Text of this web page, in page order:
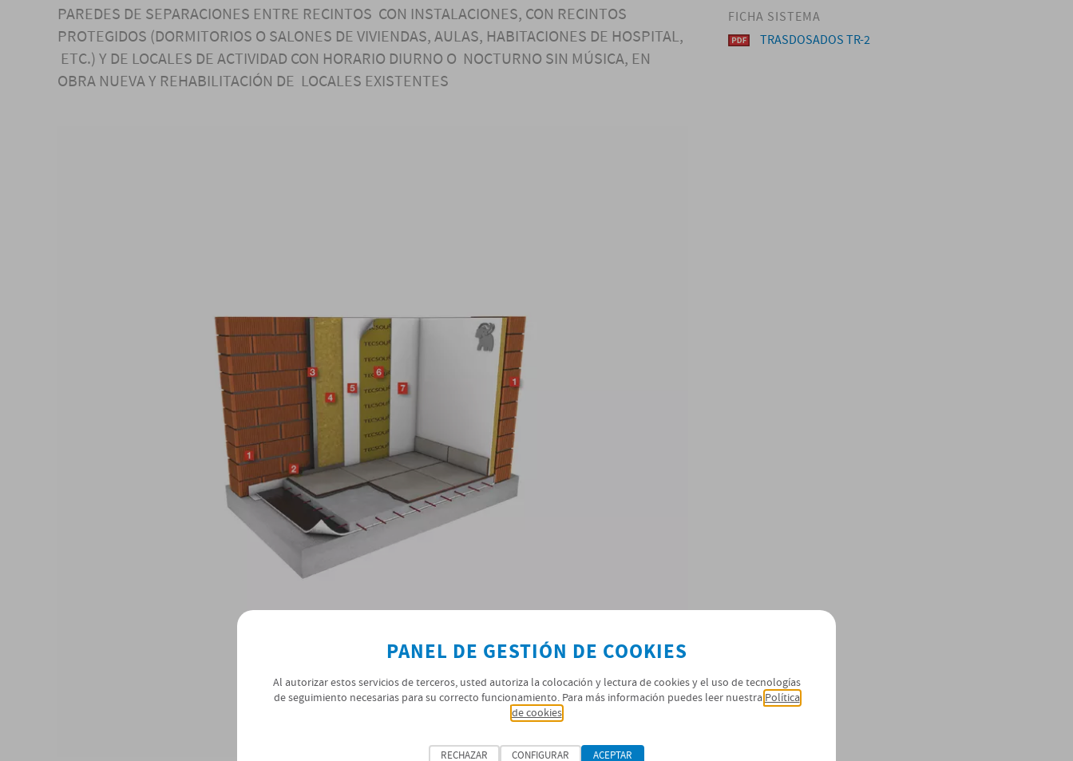
PAREDES DE SEPARACIONES ENTRE RECINTOS CON INSTALACIONES, CON RECINTOS
PROTEGIDOS (DORMITORIOS O SALONES DE VIVIENDAS, AULAS, HABITACIONES DE HOSPITAL,
ETC.) Y DE LOCALES DE ACTIVIDAD CON HORARIO DIURNO O NOCTURNO SIN MÚSICA, EN
OBRA NUEVA Y REHABILITACIÓN DE LOCALES EXISTENTES
FICHA SISTEMA
TRASDOSADOS TR-2
PANEL DE GESTIÓN DE COOKIES
Al autorizar estos servicios de terceros, usted autoriza la colocación y lectura de cookies y el uso de tecnologías
de seguimiento necesarias para su correcto funcionamiento. Para más información puedes leer nuestra Política
de cookies
RECHAZAR CONFIGURAR ACEPTAR